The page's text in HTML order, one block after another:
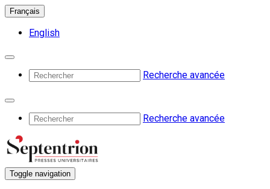
Français
English
Recherche avancée
Recherche avancée
Toggle navigation